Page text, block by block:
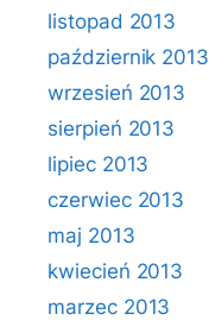
listopad 2013
październik 2013
wrzesień 2013
sierpień 2013
lipiec 2013
czerwiec 2013
maj 2013
kwiecień 2013
marzec 2013